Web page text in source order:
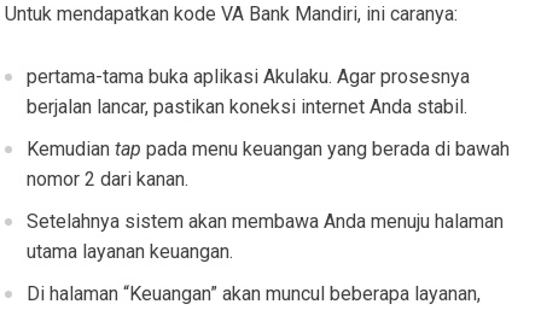
Untuk mendapatkan kode VA Bank Mandiri, ini caranya:
pertama-tama buka aplikasi Akulaku. Agar prosesnya
berjalan lancar, pastikan koneksi internet Anda stabil.
Kemudiantap pada menu keuangan yang berada di bawah
nomor 2 dari kanan.
Setelahnya sistem akan membawa Anda menuju halaman
utama layanan keuangan.
Di halaman “Keuangan” akan muncul beberapa layanan,